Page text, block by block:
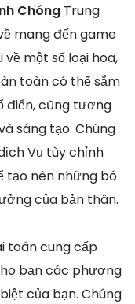
Chóng Trung
mang đến game
một số loại hoa,
toàn có thể sắm
điển, cũng tương
sáng tạo. Chúng
Vụ tùy chỉnh
tạo nên những bó
của bản thân.
toán cung cấp
bạn các phương
của bạn. Chúng